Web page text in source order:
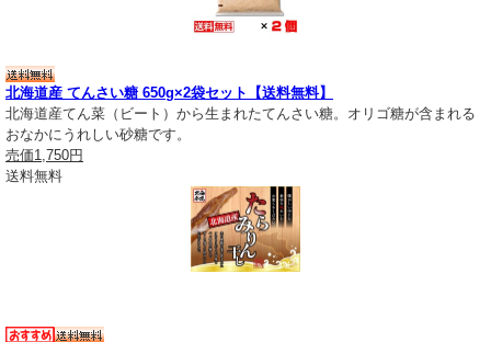
北海道産 てんさい糖 650g×2袋セット【送料無料】
北海道産てん菜（ビート）から生まれたてんさい糖。オリゴ糖が含まれる
おなかにうれしい砂糖です。
売価1,750円
送料無料